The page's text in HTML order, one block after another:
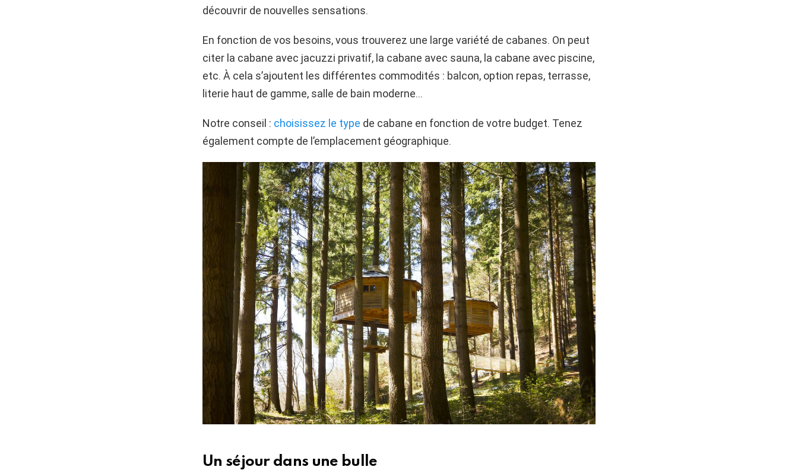
découvrir de nouvelles sensations.
En fonction de vos besoins, vous trouverez une large variété de cabanes. On peut
citer la cabane avec jacuzzi privatif, la cabane avec sauna, la cabane avec piscine,
etc. À cela s’ajoutent les différentes commodités : balcon, option repas, terrasse,
literie haut de gamme, salle de bain moderne…
Notre conseil : choisissez le type de cabane en fonction de votre budget. Tenez
également compte de l’emplacement géographique.
Un séjour dans une bulle